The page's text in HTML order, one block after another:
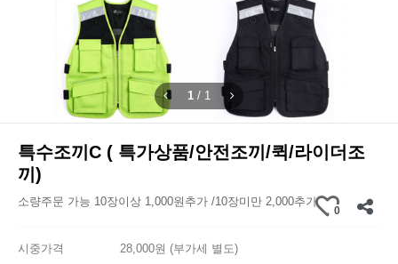
1 / 1
특수조끼C ( 특가상품/안전조끼/퀵/라이더조
끼)
소량주문 가능 10장이상 1,000원추가 /10장미만 2,000추가
0
시중가격
28,000원 (부가세 별도)